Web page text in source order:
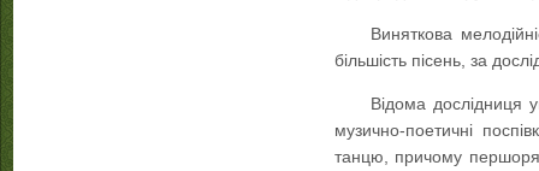
Виняткова
більшість пісень, за
Відома дослідниця
музично-поетичні
танцю, причому